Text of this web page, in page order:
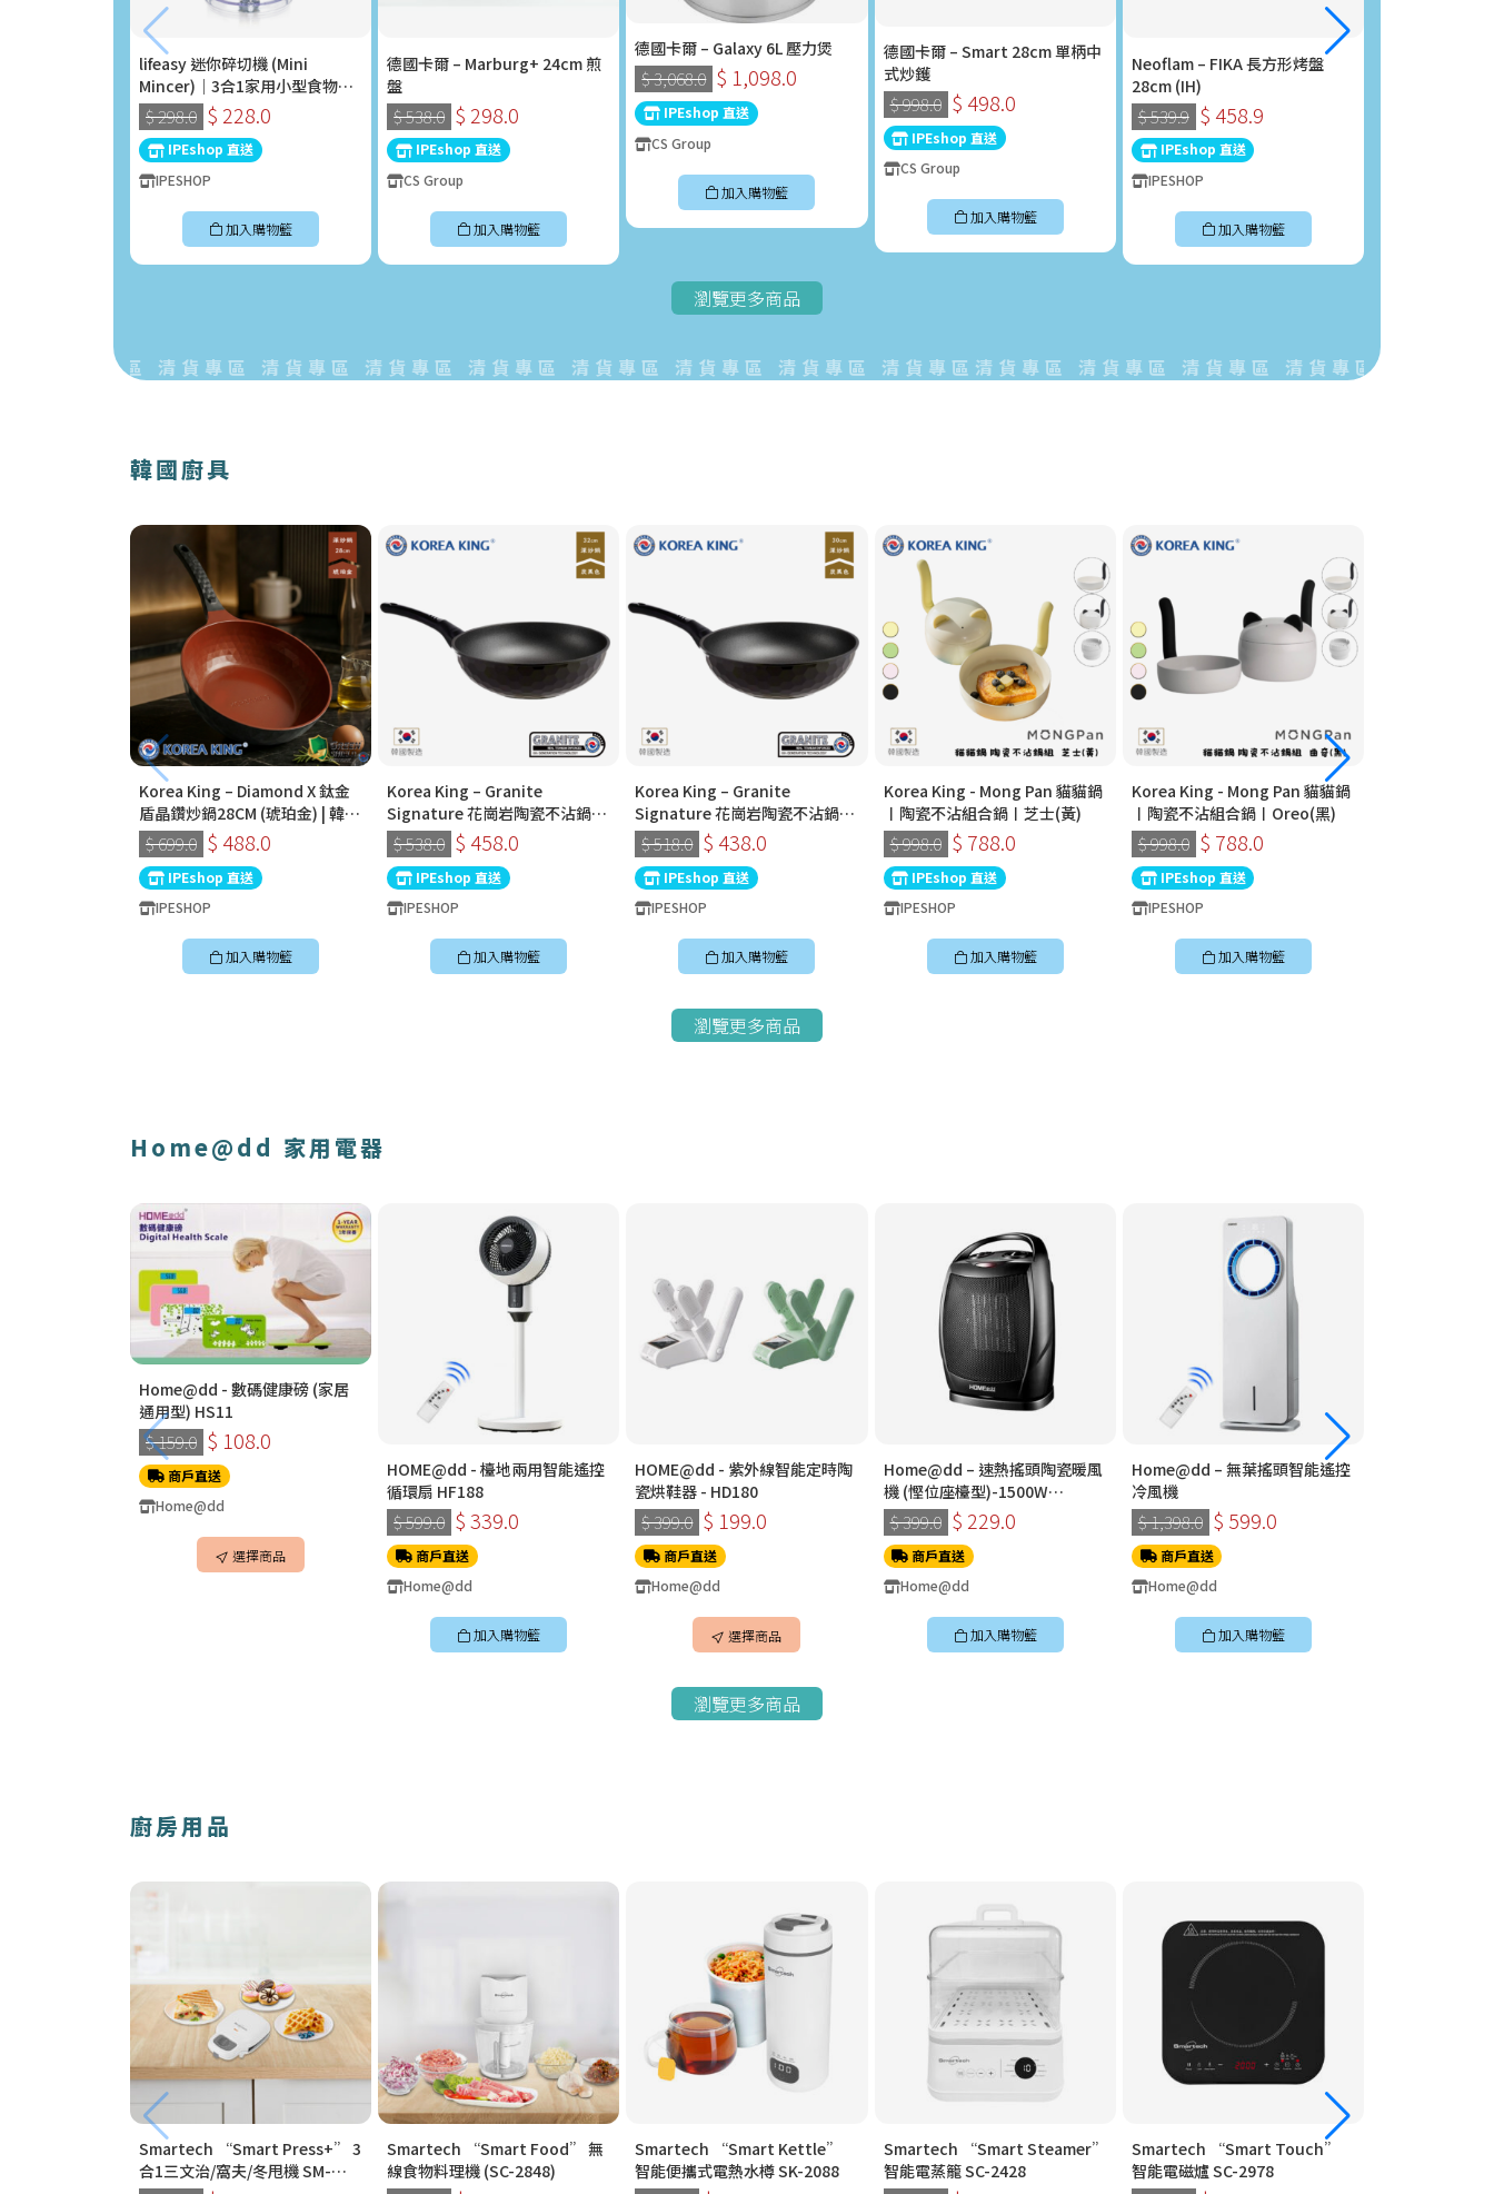
lifeasy 迷你碎切機 (Mini
Mincer)｜3合1家用小型食物處
理器 (400W)
$ 298.0 $ 228.0
IPEshop 直送
IPESHOP
加入購物籃
德國卡爾 – Marburg+ 24cm 煎
盤
$ 538.0 $ 298.0
IPEshop 直送
CS Group
加入購物籃
德國卡爾 – Galaxy 6L 壓力煲
$ 3,068.0 $ 1,098.0
IPEshop 直送
CS Group
加入購物籃
德國卡爾 – Smart 28cm 單柄中
式炒鑊
$ 998.0 $ 498.0
IPEshop 直送
CS Group
加入購物籃
Neoflam – FIKA 長方形烤盤
28cm (IH)
$ 539.9 $ 458.9
IPEshop 直送
IPESHOP
加入購物籃
瀏覽更多商品
貨專區 清貨專區 清貨專區 清貨專區 清貨專區 清貨專區 清貨專區 清貨專區 清貨專區清貨專區 清貨專區 清貨專區 清貨專區 清貨專區
韓國廚具
Korea King – Diamond X 鈦金
盾晶鑽炒鍋28CM (琥珀金) | 韓國
製易潔鑊 (連蓋)
$ 699.0 $ 488.0
IPEshop 直送
IPESHOP
加入購物籃
Korea King – Granite
Signature 花崗岩陶瓷不沾鍋〡
32cm深炒鍋 〡經典炭黑色〡韓
國製易潔鑊
$ 538.0 $ 458.0
IPEshop 直送
IPESHOP
加入購物籃
Korea King – Granite
Signature 花崗岩陶瓷不沾鍋〡
30cm深炒鍋 〡經典炭黑色〡韓
國製易潔鑊
$ 518.0 $ 438.0
IPEshop 直送
IPESHOP
加入購物籃
Korea King - Mong Pan 貓貓鍋
〡陶瓷不沾組合鍋〡芝士(黃)
$ 998.0 $ 788.0
IPEshop 直送
IPESHOP
加入購物籃
Korea King - Mong Pan 貓貓鍋
〡陶瓷不沾組合鍋〡Oreo(黑)
$ 998.0 $ 788.0
IPEshop 直送
IPESHOP
加入購物籃
瀏覽更多商品
Home@dd 家用電器
Home@dd - 數碼健康磅 (家居
通用型) HS11
$ 159.0 $ 108.0
商戶直送
Home@dd
選擇商品
HOME@dd - 檯地兩用智能遙控
循環扇 HF188
$ 599.0 $ 339.0
商戶直送
Home@dd
加入購物籃
HOME@dd - 紫外線智能定時陶
瓷烘鞋器 - HD180
$ 399.0 $ 199.0
商戶直送
Home@dd
選擇商品
Home@dd – 速熱搖頭陶瓷暖風
機 (慳位座檯型)-1500W
HH1500
$ 399.0 $ 229.0
商戶直送
Home@dd
加入購物籃
Home@dd – 無葉搖頭智能遙控
冷風機
$ 1,398.0 $ 599.0
商戶直送
Home@dd
加入購物籃
瀏覽更多商品
廚房用品
Smartech “Smart Press+” 3
合1三文治/窩夫/冬甩機 SM-
Smartech “Smart Food” 無
線食物料理機 (SC-2848)
Smartech “Smart Kettle”
智能便攜式電熱水樽 SK-2088
Smartech “Smart Steamer”
智能電蒸籠 SC-2428
Smartech “Smart Touch”
智能電磁爐 SC-2978